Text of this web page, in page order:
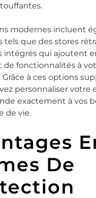
modernes incluent
tels que des stores
intégrés qui ajoutent
de fonctionnalités à
à ces options
personnaliser votre
exactement à vos
de vie.
De